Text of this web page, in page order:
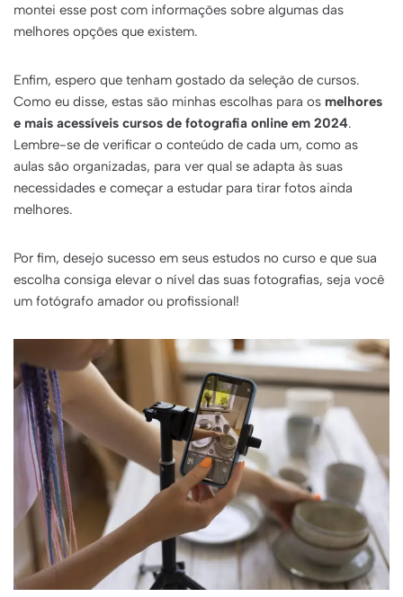
montei esse post com informações sobre algumas das
melhores opções que existem.
Enfim, espero que tenham gostado da seleção de cursos.
Como eu disse, estas são minhas escolhas para os melhores
e mais acessíveis cursos de fotografia online em 2024.
Lembre-se de verificar o conteúdo de cada um, como as
aulas são organizadas, para ver qual se adapta às suas
necessidades e começar a estudar para tirar fotos ainda
melhores.
Por fim, desejo sucesso em seus estudos no curso e que sua
escolha consiga elevar o nível das suas fotografias, seja você
um fotógrafo amador ou profissional!